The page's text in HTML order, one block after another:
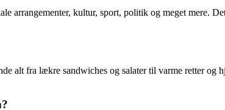
arrangementer, kultur, sport, politik og meget mere.
alt fra lækre sandwiches og salater til varme retter og